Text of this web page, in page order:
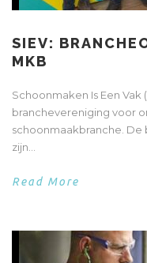
SIEV:
MKB
Schoonmaken Is Een Vak
branchevereniging voor
schoonmaakbranche. De
zijn...
Read More